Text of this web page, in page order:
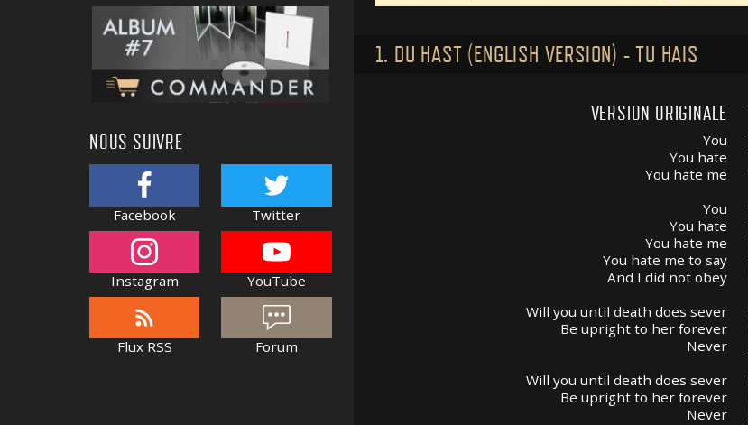
1. DU HAST (ENGLISH VERSION) - TU HAIS
VERSION ORIGINALE
You
You hate
You hate me
You
You hate
You hate me
You hate me to say
And I did not obey
Will you until death does sever
Be upright to her forever
Never
Will you until death does sever
Be upright to her forever
Never
NOUS SUIVRE
Facebook Twitter
Instagram YouTube
Flux RSS Forum